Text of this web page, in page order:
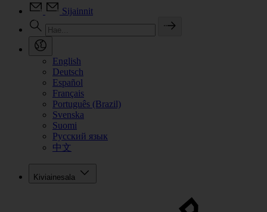
Sijainnit
English
Deutsch
Español
Français
Português (Brazil)
Svenska
Suomi
Русский язык
中文
Kiviainesala